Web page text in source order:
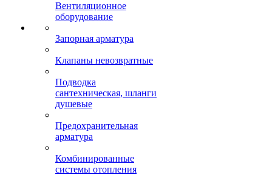
Вентиляционное
оборудование
Запорная арматура
Клапаны невозвратные
Подводка
сантехническая, шланги
душевые
Предохранительная
арматура
Комбинированные
системы отопления